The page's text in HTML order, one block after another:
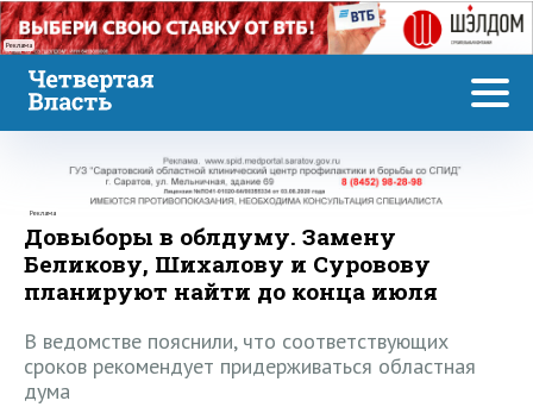
Реклама
Реклама
Довыборы в облдуму. Замену
Беликову, Шихалову и Суровову
планируют найти до конца июля
В ведомстве пояснили, что соответствующих
сроков рекомендует придерживаться областная
дума